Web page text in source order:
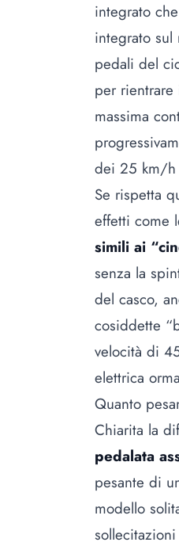
integrato
integrato sul
pedali del
per
massima
dei 25 km/h
Se rispetta
effetti come
simili ai
senza la
del casco,
cosiddette
velocità di
elettrica
Quanto
Chiarita la
pedalata
pesante di
modello